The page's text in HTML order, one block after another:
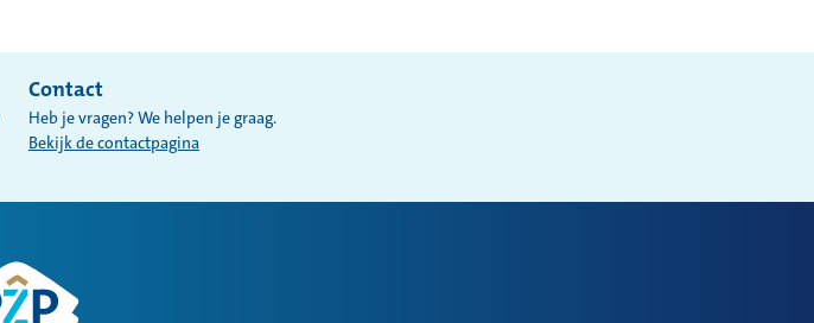
Contact
Heb je vragen? We helpen je graag.
Bekijk de contactpagina